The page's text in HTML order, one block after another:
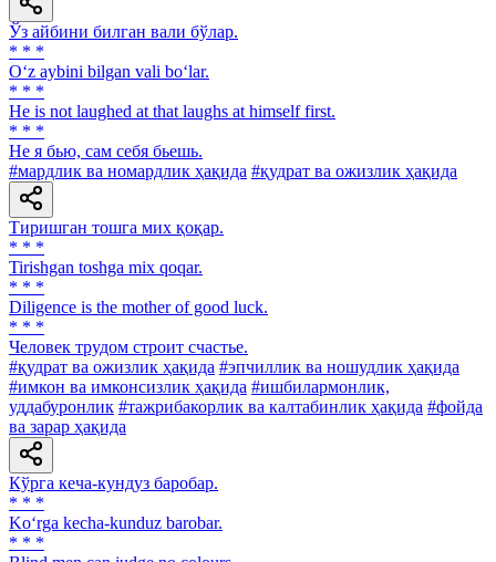
Ўз айбини билган вали бўлар.
* * *
O‘z aybini bilgan vali bo‘lar.
* * *
He is not laughed at that laughs at himself first.
* * *
He я бью, сам себя бьешь.
#мардлик ва номардлик ҳақида #қудрат ва ожизлик ҳақида
Тиришган тошга мих қоқар.
* * *
Tirishgan toshga mix qoqar.
* * *
Diligence is the mother of good luck.
* * *
Человек трудом строит счастье.
#қудрат ва ожизлик ҳақида #эпчиллик ва ношудлик ҳақида
#имкон ва имконсизлик ҳақида #ишбилармонлик,
уддабуронлик #тажрибакорлик ва калтабинлик ҳақида #фойда
ва зарар ҳақида
Кўрга кеча-кундуз баробар.
* * *
Ko‘rga kecha-kunduz barobar.
* * *